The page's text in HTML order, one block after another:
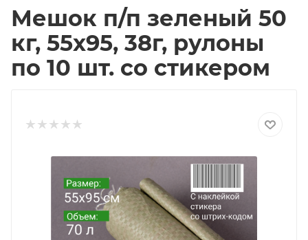
Мешок п/п зеленый 50
кг, 55x95, 38г, рулоны
по 10 шт. со стикером